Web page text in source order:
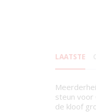
LAATSTE
steun
de kloof